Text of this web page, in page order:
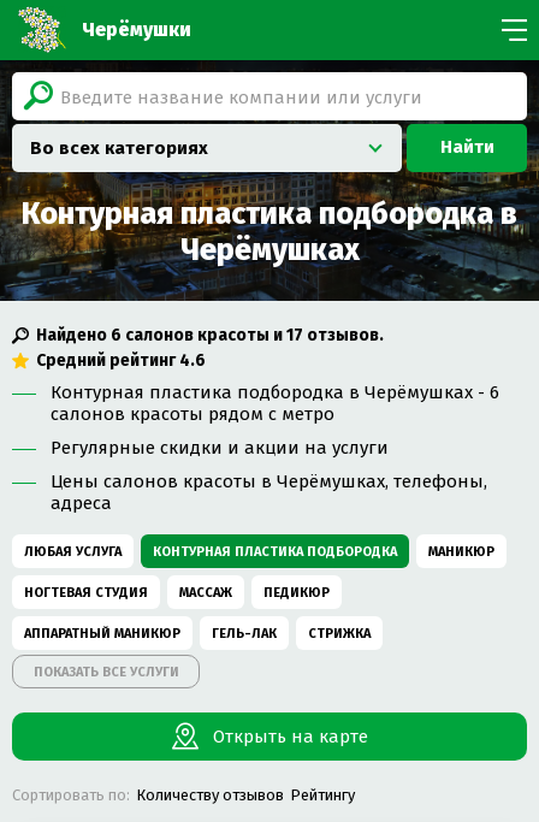
Черёмушки
Найти
Во всех категориях
Контурная пластика подбородка в
Черёмушках
Найдено 6 салонов красоты и17 отзывов.
Средний рейтинг4.6
Контурная пластика подбородка в Черёмушках - 6
салонов красоты рядом с метро
Регулярные скидки и акции на услуги
Цены салонов красоты в Черёмушках, телефоны,
адреса
ЛЮБАЯ УСЛУГА КОНТУРНАЯ ПЛАСТИКА ПОДБОРОДКА МАНИКЮР
НОГТЕВАЯ СТУДИЯ МАССАЖ ПЕДИКЮР
АППАРАТНЫЙ МАНИКЮР ГЕЛЬ-ЛАК СТРИЖКА
ПАРИКМАХЕРСКАЯ МАССАЖ ЛИЦА
КОРРЕКЦИЯ И ОКРАШИВАНИЕ БРОВЕЙ ПИЛИНГ
ОКРАШИВАНИЕ РЕСНИЦ
СТРИЖКА МУЖСКАЯ ДЕТСКАЯ СТРИЖКА НАРАЩИВАНИЕ РЕСНИЦ
ПОКАЗАТЬ ВСЕ УСЛУГИ
Открыть на карте
Сортировать по: Количеству отзывов Рейтингу